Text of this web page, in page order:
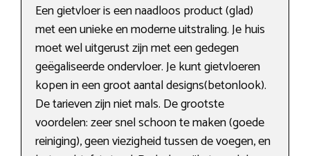
Een gietvloer is een naadloos product (glad)
met een unieke en moderne uitstraling. Je huis
moet wel uitgerust zijn met een gedegen
geëgaliseerde ondervloer. Je kunt gietvloeren
kopen in een groot aantal designs(betonlook).
De tarieven zijn niet mals. De grootste
voordelen: zeer snel schoon te maken (goede
reiniging), geen viezigheid tussen de voegen, en